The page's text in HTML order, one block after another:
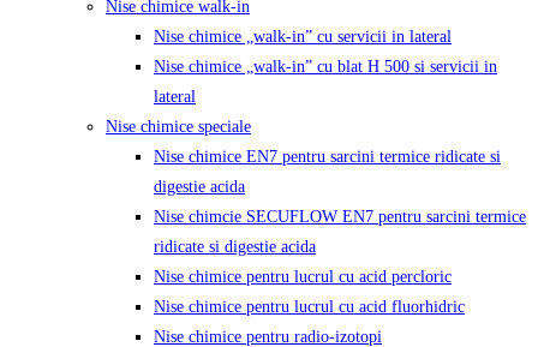
Nise chimice walk-in
Nise chimice „walk-in” cu servicii in lateral
Nise chimice „walk-in” cu blat H 500 si servicii in
lateral
Nise chimice speciale
Nise chimice EN7 pentru sarcini termice ridicate si
digestie acida
Nise chimcie SECUFLOW EN7 pentru sarcini termice
ridicate si digestie acida
Nise chimice pentru lucrul cu acid percloric
Nise chimice pentru lucrul cu acid fluorhidric
Nise chimice pentru radio-izotopi